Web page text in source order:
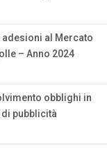
al Mercato
– Anno 2024
obblighi in
pubblicità